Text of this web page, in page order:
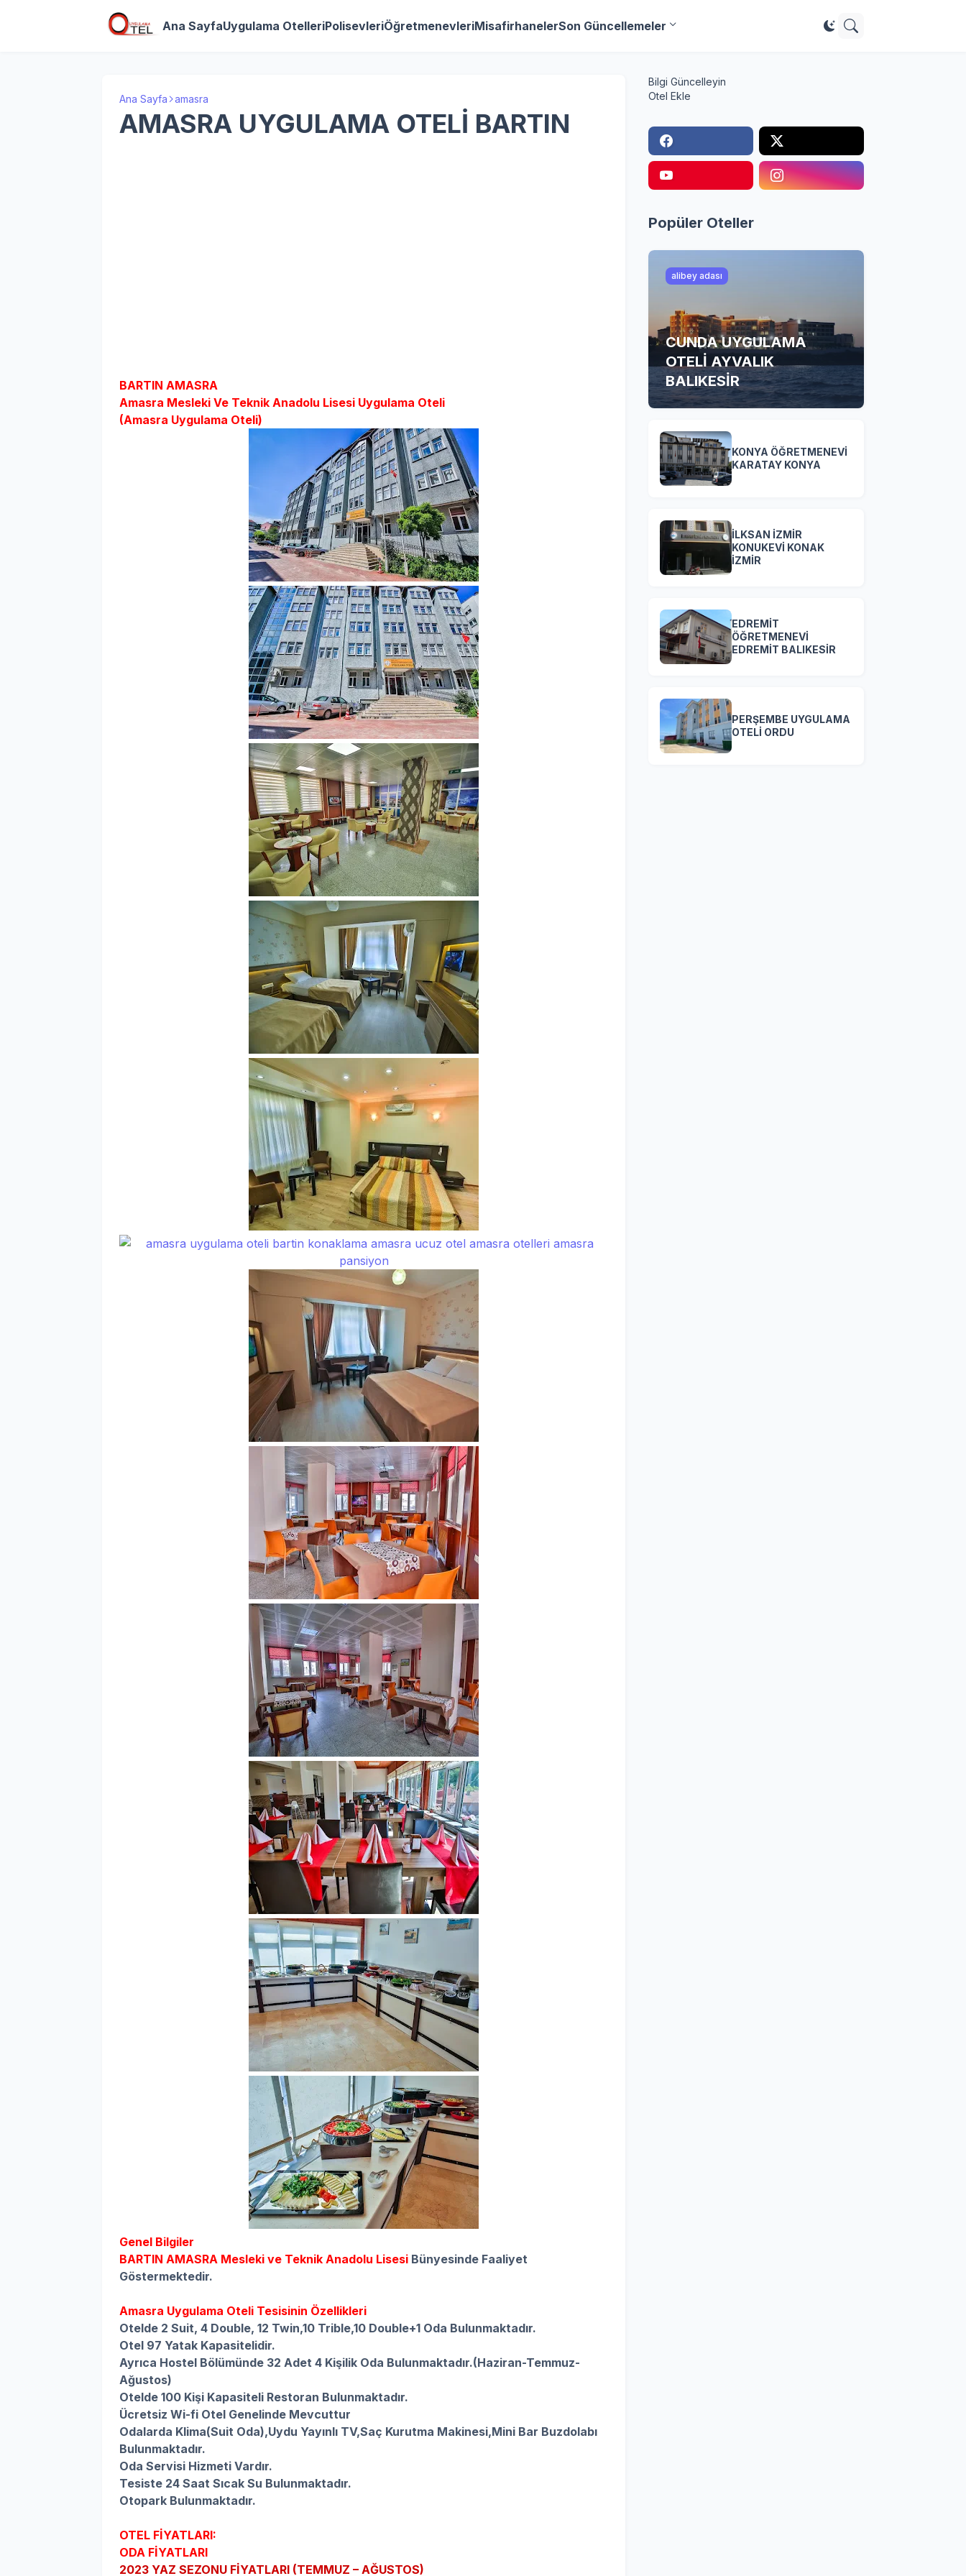
Ana SayfaUygulama OtelleriPolisevleriÖğretmenevleriMisafirhanelerSon Güncellemeler
Ana Sayfa amasra
AMASRA UYGULAMA OTELİ BARTIN
BARTIN AMASRA
Amasra Mesleki Ve Teknik Anadolu Lisesi Uygulama Oteli
(Amasra Uygulama Oteli)
Genel Bilgiler
BARTIN AMASRA Mesleki ve Teknik Anadolu Lisesi Bünyesinde Faaliyet
Göstermektedir.
Amasra Uygulama Oteli Tesisinin Özellikleri
Otelde 2 Suit, 4 Double, 12 Twin,10 Trible,10 Double+1 Oda Bulunmaktadır.
Otel 97 Yatak Kapasitelidir.
Ayrıca Hostel Bölümünde 32 Adet 4 Kişilik Oda Bulunmaktadır.(Haziran-Temmuz-
Ağustos)
Otelde 100 Kişi Kapasiteli Restoran Bulunmaktadır.
Ücretsiz Wi-fi Otel Genelinde Mevcuttur
Odalarda Klima(Suit Oda),Uydu Yayınlı TV,Saç Kurutma Makinesi,Mini Bar Buzdolabı
Bulunmaktadır.
Oda Servisi Hizmeti Vardır.
Tesiste 24 Saat Sıcak Su Bulunmaktadır.
Otopark Bulunmaktadır.
OTEL FİYATLARI:
ODA FİYATLARI
2023 YAZ SEZONU FİYATLARI (TEMMUZ – AĞUSTOS)
Bilgi Güncelleyin
Otel Ekle
Popüler Oteller
alibey adası
CUNDA UYGULAMA
OTELİ AYVALIK
BALIKESİR
KONYA ÖĞRETMENEVİ
KARATAY KONYA
İLKSAN İZMİR
KONUKEVİ KONAK
İZMİR
EDREMİT
ÖĞRETMENEVİ
EDREMİT BALIKESİR
PERŞEMBE UYGULAMA
OTELİ ORDU